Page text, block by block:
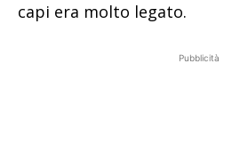
capi era molto legato.
Pubblicità